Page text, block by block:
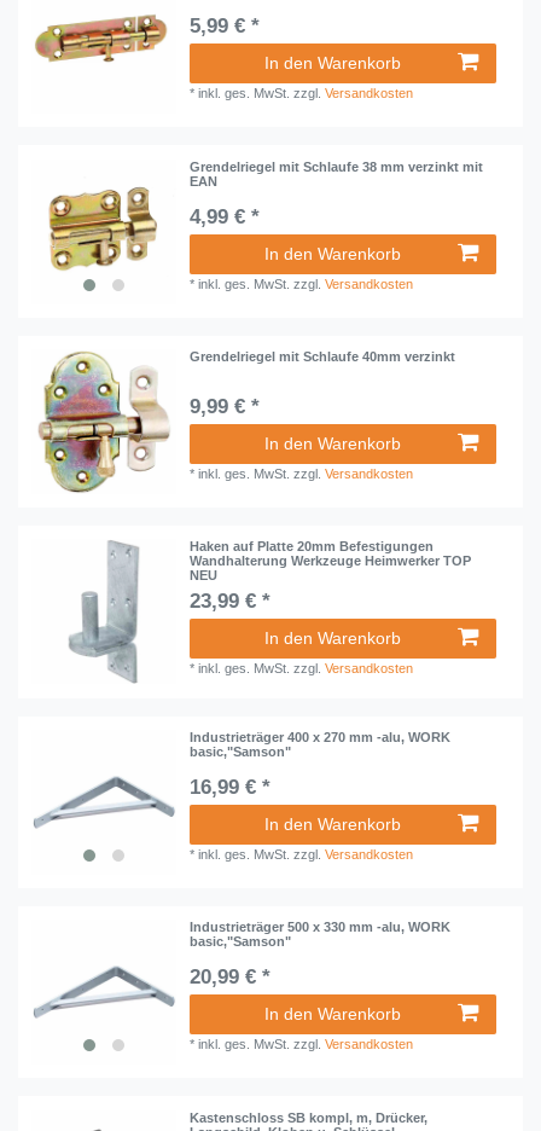
5,99 € *
In den Warenkorb
*inkl. ges. MwSt. zzgl.Versandkosten
Grendelriegel mit Schlaufe 38 mm verzinkt mit
EAN
4,99 € *
In den Warenkorb
*inkl. ges. MwSt. zzgl.Versandkosten
Grendelriegel mit Schlaufe 40mm verzinkt
9,99 € *
In den Warenkorb
*inkl. ges. MwSt. zzgl.Versandkosten
Haken auf Platte 20mm Befestigungen
Wandhalterung Werkzeuge Heimwerker TOP
NEU
23,99 € *
In den Warenkorb
*inkl. ges. MwSt. zzgl.Versandkosten
Industrieträger 400 x 270 mm -alu, WORK
basic,"Samson"
16,99 € *
In den Warenkorb
*inkl. ges. MwSt. zzgl.Versandkosten
Industrieträger 500 x 330 mm -alu, WORK
basic,"Samson"
20,99 € *
In den Warenkorb
*inkl. ges. MwSt. zzgl.Versandkosten
Kastenschloss SB kompl, m, Drücker,